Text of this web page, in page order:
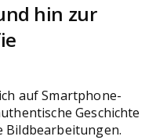
hin zur
auf Smartphone-
Geschichte
Bildbearbeitungen.